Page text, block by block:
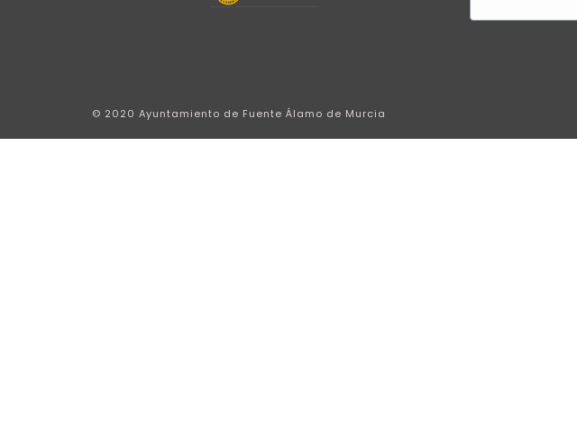
© 2020 Ayuntamiento de Fuente Álamo de Murcia